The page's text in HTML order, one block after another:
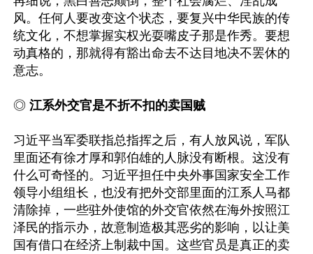
风。任何人要改变这个状态，要复兴中华民族的传
统文化，不想掌握实权光耍嘴皮子那是作秀。要想
动真格的，那就得有豁出命去不达目地决不罢休的
意志。
◎ 江系外交官是不折不扣的卖国贼
习近平当军委联指总指挥之后，有人放风说，军队
里面还有徐才厚和郭伯雄的人脉没有断根。这没有
什么可奇怪的。习近平担任中央外事国家安全工作
领导小组组长，也没有把外交部里面的江系人马都
清除掉，一些驻外使馆的外交官依然在海外按照江
泽民的指示办，故意制造极其恶劣的影响，以让美
国有借口在经济上制裁中国。这些官员是真正的卖